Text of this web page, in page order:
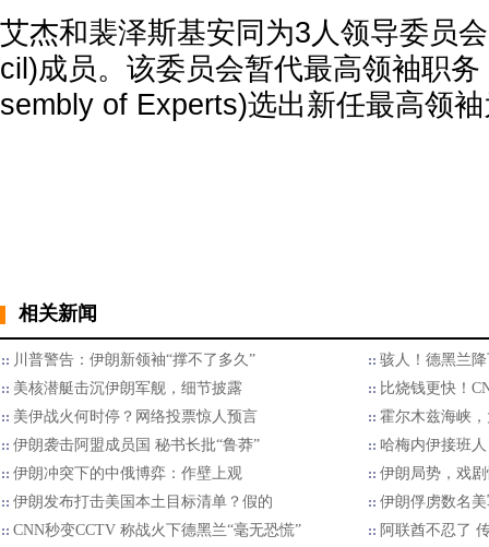
艾杰和裴泽斯基安同为3人领导委员
cil)成员。该委员会暂代最高领袖职
sembly of Experts)选出新任最高领
相关新闻
川普警告：伊朗新领袖“撑不了多久”
骇人！德黑兰降
美核潜艇击沉伊朗军舰，细节披露
比烧钱更快！
美伊战火何时停？网络投票惊人预言
霍尔木兹海峡
伊朗袭击阿盟成员国 秘书长批“鲁莽”
哈梅内伊接班
伊朗冲突下的中俄博弈：作壁上观
伊朗局势，戏
伊朗发布打击美国本土目标清单？假的
伊朗俘虏数名
CNN秒变CCTV 称战火下德黑兰“毫无恐慌”
阿联酋不忍了